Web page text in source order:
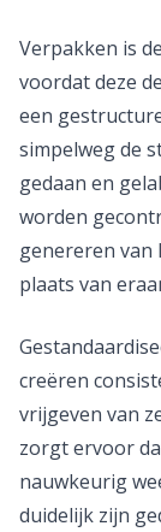
Verpakken is
voordat deze
een
simpelweg de
gedaan en
worden
genereren van
plaats van
creëren
vrijgeven van
zorgt ervoor
nauwkeurig
duidelijk zijn